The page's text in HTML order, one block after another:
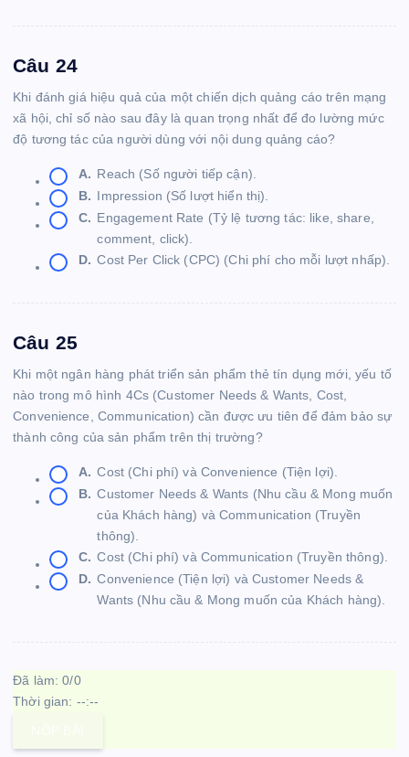
Câu 24
Khi đánh giá hiệu quả của một chiến dịch quảng cáo trên mạng
xã hội, chỉ số nào sau đây là quan trọng nhất để đo lường mức
độ tương tác của người dùng với nội dung quảng cáo?
A. Reach (Số người tiếp cận).
B. Impression (Số lượt hiển thị).
C. Engagement Rate (Tỷ lệ tương tác: like, share,
comment, click).
D. Cost Per Click (CPC) (Chi phí cho mỗi lượt nhấp).
Câu 25
Khi một ngân hàng phát triển sản phẩm thẻ tín dụng mới, yếu tố
nào trong mô hình 4Cs (Customer Needs & Wants, Cost,
Convenience, Communication) cần được ưu tiên để đảm bảo sự
thành công của sản phẩm trên thị trường?
A. Cost (Chi phí) và Convenience (Tiện lợi).
B. Customer Needs & Wants (Nhu cầu & Mong muốn
của Khách hàng) và Communication (Truyền
thông).
C. Cost (Chi phí) và Communication (Truyền thông).
D. Convenience (Tiện lợi) và Customer Needs &
Wants (Nhu cầu & Mong muốn của Khách hàng).
Đã làm:0/0
Thời gian: --:--